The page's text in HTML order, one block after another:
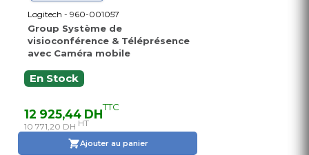
Logitech - 960-001057
Group Système de
visioconférence & Téléprésence
avec Caméra mobile
En Stock
12 925,44 DHTTC
10 771,20 DH HT
Ajouter au panier